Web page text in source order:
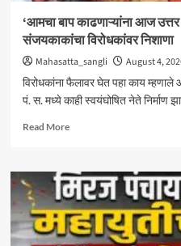
‘आमचा बाप काढणाऱ्यांना आज
संजयकाकांचा विरोधकांवर निशाणा
Mahasatta_sangli August 4,
विरोधकांना फैलावर घेत पहा काय
पं. स. मध्ये काही स्वयंघोषित नेते निर्माण
Read MoreRead
‘आमचा
बाप
काढणाऱ्यांना
आज
उत्तर